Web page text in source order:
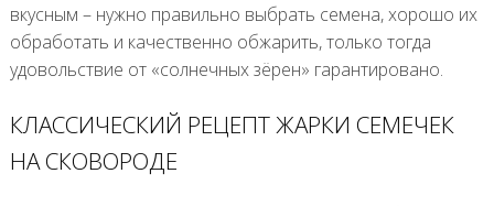
вкусным – нужно правильно выбрать семена, хорошо их
обработать и качественно обжарить, только тогда
удовольствие от «солнечных зёрен» гарантировано.
КЛАССИЧЕСКИЙ РЕЦЕПТ ЖАРКИ СЕМЕЧЕК
НА СКОВОРОДЕ